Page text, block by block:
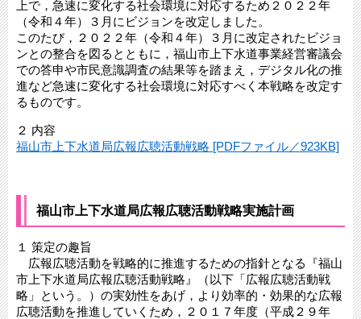
上で，急速に変化する社会環境に対応するため２０２２年
（令和４年）３月にビジョンを改定しました。
このたび，２０２２年（令和４年）３月に改定されたビジョ
ンとの整合を図るとともに，福山市上下水道事業経営審議会
での答申や市民意識調査の結果等を踏まえ，デジタル化の推
進など急速に変化する社会環境に対応すべく本戦略を改定す
るものです。
２ 内容
福山市上下水道局広報広聴活動戦略 [PDFファイル／923KB]
福山市上下水道局広報広聴活動戦略実施計画
１ 策定の趣旨
広報広聴活動を戦略的に推進するための指針となる『福山
市上下水道局広報広聴活動戦略』（以下「広報広聴活動戦
略」という。）の実効性をあげ，より効率的・効果的な広報
広聴活動を推進していくため，２０１７年度（平成２９年